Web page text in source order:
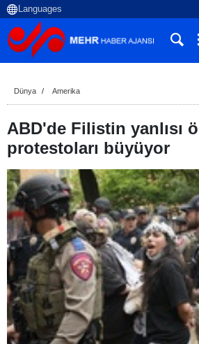
Dünya Amerika
ABD'de Filistin yanlısı
protestoları büyüyor